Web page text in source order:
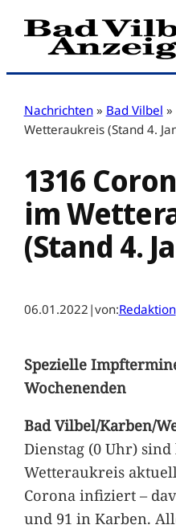
Zum
Inhalt
Nachrichten » Bad Vilbel »
Wetteraukreis (Stand 4.
1316
im
(Stand 4.
06.01.2022 |von:Redaktion
Spezielle
Wochenenden
Bad Vilbel/Karben/
Dienstag (0 Uhr)
Wetteraukreis
Corona infiziert –
und 91 in Karben.